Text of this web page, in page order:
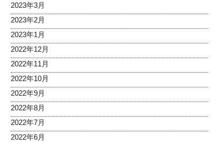
2023年3月
2023年2月
2023年1月
2022年12月
2022年11月
2022年10月
2022年9月
2022年8月
2022年7月
2022年6月